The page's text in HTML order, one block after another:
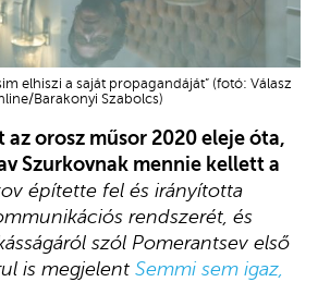
elhiszi a saját propagandáját” (fotó: Válasz
Barakonyi Szabolcs)
orosz műsor 2020 eleje óta,
Szurkovnak mennie kellett a
építette fel és irányította
rendszerét, és
szól Pomerantsev első
is megjelent Semmi sem igaz,